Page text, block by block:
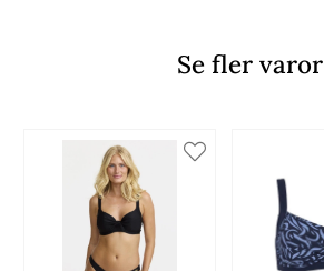
Se fler varor